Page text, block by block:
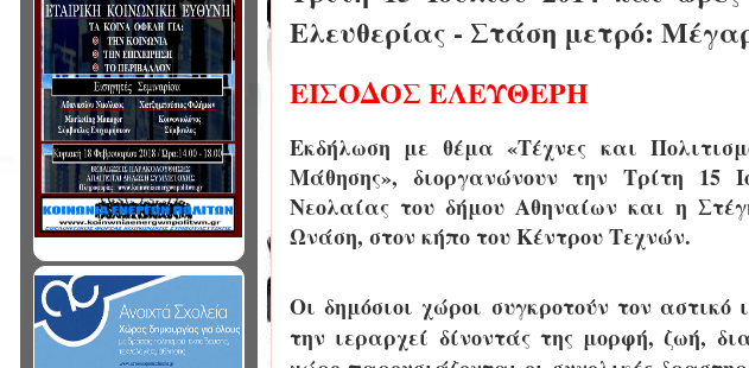
Ελευθερίας - Στάση μετρό:
ΕΙΣΟΔΟΣ ΕΛΕΥΘΕΡΗ
Εκδήλωση με θέμα «Τέχνες και
Μάθησης», διοργανώνουν την Τρίτη 15
Νεολαίας του δήμου Αθηναίων και η
Ωνάση, στον κήπο του Κέντρου Τεχνών.
Οι δημόσιοι χώροι συγκροτούν τον
την ιεραρχεί δίνοντάς της μορφή, ζωή,